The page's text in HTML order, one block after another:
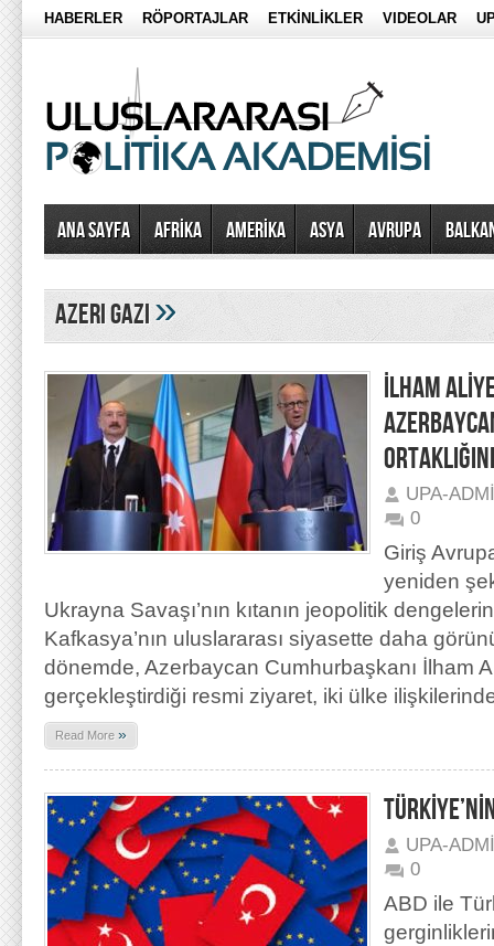
HABERLER RÖPORTAJLAR ETKİNLİKLER VIDEOLAR
Ana Sayfa AFRİKA AMERİKA ASYA AVRUPA
azeri gazı»
İLHAM
UPA-
0
Giriş
yeniden
Ukrayna Savaşı’nın kıtanın jeopolitik
Kafkasya’nın uluslararası siyasette daha
dönemde, Azerbaycan Cumhurbaşkanı İlham
gerçekleştirdiği resmi ziyaret, iki ülke
Read More »
UPA-
0
ABD ile